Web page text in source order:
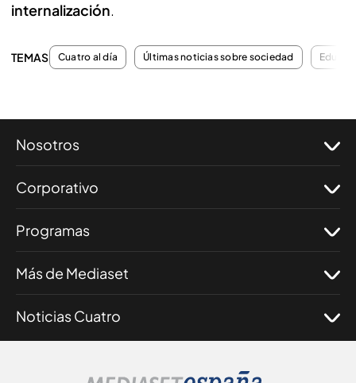
internalización.
TEMAS Cuatro al día Últimas noticias sobre sociedad
Nosotros
Corporativo
Programas
Más de Mediaset
Noticias Cuatro